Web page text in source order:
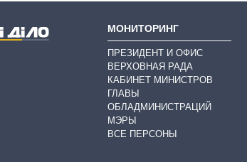
МОНИТОРИНГ
ПРЕЗИДЕНТ И ОФИС
ВЕРХОВНАЯ РАДА
КАБИНЕТ МИНИСТРОВ
ГЛАВЫ
ОБЛАДМИНИСТРАЦИЙ
МЭРЫ
ВСЕ ПЕРСОНЫ